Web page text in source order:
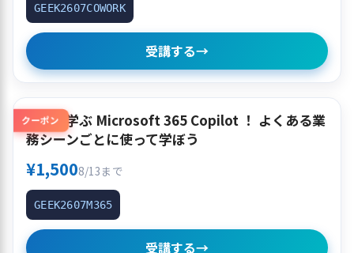
GEEK2607COWORK
受講する→
クーポン
使って学ぶ Microsoft 365 Copilot ！ よくある業
務シーンごとに使って学ぼう
¥1,5008/13まで
GEEK2607M365
受講する→